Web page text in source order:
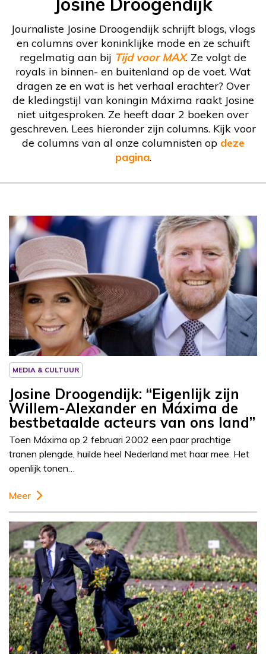
Journaliste Josine Droogendijk schrijft blogs, vlogs
en columns over koninklijke mode en ze schuift
regelmatig aan bij Tijd voor MAX. Ze volgt de
royals in binnen- en buitenland op de voet. Wat
dragen ze en wat is het verhaal erachter? Over
de kledingstijl van koningin Máxima raakt Josine
niet uitgesproken. Ze heeft daar 2 boeken over
geschreven. Lees hieronder zijn columns. Kijk voor
de columns van al onze columnisten op deze
pagina.
Column
Josine Droogendijk
MEDIA & CULTUUR
Josine Droogendijk: “Eigenlijk zijn
Willem-Alexander en Máxima de
bestbetaalde acteurs van ons land”
Toen Máxima op 2 februari 2002 een paar prachtige
tranen plengde, huilde heel Nederland met haar mee. Het
openlijk tonen…
Meer
Column
Josine Droogendijk